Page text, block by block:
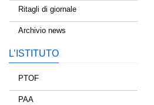
Ritagli di giornale
Archivio news
L’ISTITUTO
PTOF
PAA